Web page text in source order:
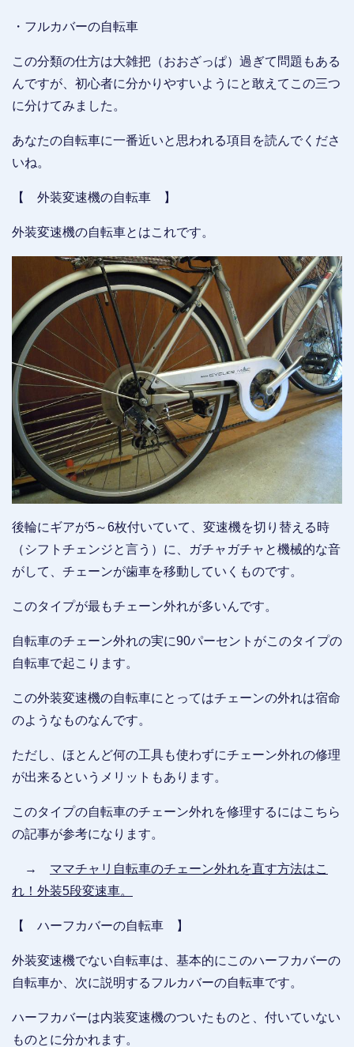
・フルカバーの自転車
この分類の仕方は大雑把（おおざっぱ）過ぎて問題もある
んですが、初心者に分かりやすいようにと敢えてこの三つ
に分けてみました。
あなたの自転車に一番近いと思われる項目を読んでくださ
いね。
【 外装変速機の自転車 】
外装変速機の自転車とはこれです。
後輪にギアが5～6枚付いていて、変速機を切り替える時
（シフトチェンジと言う）に、ガチャガチャと機械的な音
がして、チェーンが歯車を移動していくものです。
このタイプが最もチェーン外れが多いんです。
自転車のチェーン外れの実に90パーセントがこのタイプの
自転車で起こります。
この外装変速機の自転車にとってはチェーンの外れは宿命
のようなものなんです。
ただし、ほとんど何の工具も使わずにチェーン外れの修理
が出来るというメリットもあります。
このタイプの自転車のチェーン外れを修理するにはこちら
の記事が参考になります。
→ ママチャリ自転車のチェーン外れを直す方法はこ
れ！外装5段変速車。
【 ハーフカバーの自転車 】
外装変速機でない自転車は、基本的にこのハーフカバーの
自転車か、次に説明するフルカバーの自転車です。
ハーフカバーは内装変速機のついたものと、付いていない
ものとに分かれます。